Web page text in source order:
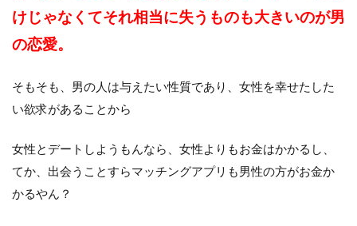
けじゃなくてそれ相当に失うものも大きいのが男
の恋愛。
そもそも、男の人は与えたい性質であり、女性を幸せたした
い欲求があることから
女性とデートしようもんなら、女性よりもお金はかかるし、
てか、出会うことすらマッチングアプリも男性の方がお金か
かるやん？